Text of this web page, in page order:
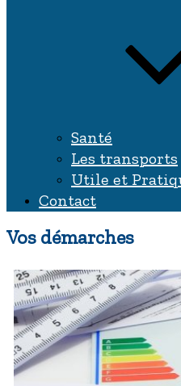
Santé
Les transports
Utile et
Contact
Vos démarches